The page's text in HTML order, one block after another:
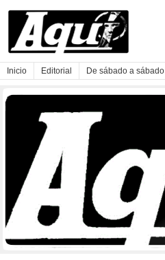
Inicio Editorial De sábado a sábado